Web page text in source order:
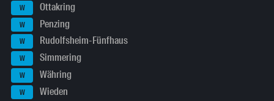
W Ottakring
W Penzing
W Rudolfsheim-Fünfhaus
W Simmering
W Währing
W Wieden